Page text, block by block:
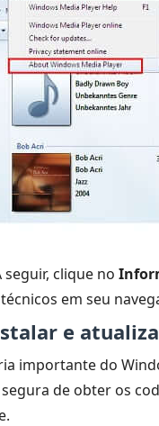
seguir, clique no
em seu
e
importante do
de obter os